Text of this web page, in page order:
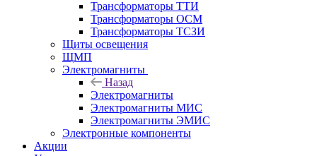
Трансформаторы ТТИ
Трансформаторы ОСМ
Трансформаторы ТСЗИ
Щиты освещения
ЩМП
Электромагниты
Назад
Электромагниты
Электромагниты МИС
Электромагниты ЭМИС
Электронные компоненты
Акции